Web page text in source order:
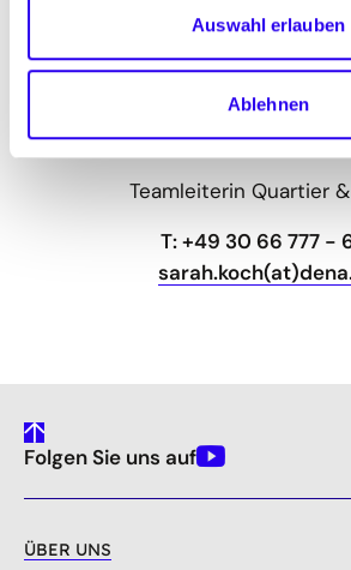
Auswahl erlauben
Ablehnen
Sarah Koch
Teamleiterin Quartier
T: +49 30 66 777 -
gehe
nach
Folgen Sie uns aufYoutube
ÜBER UNS